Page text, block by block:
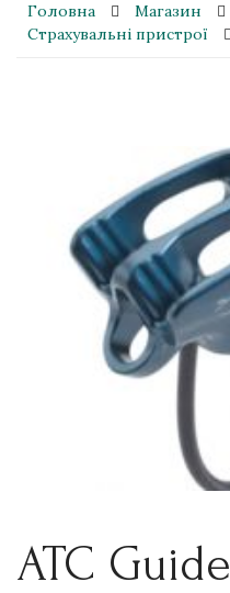
Головна Магазин
Страхувальні пристрої
ATC Guide